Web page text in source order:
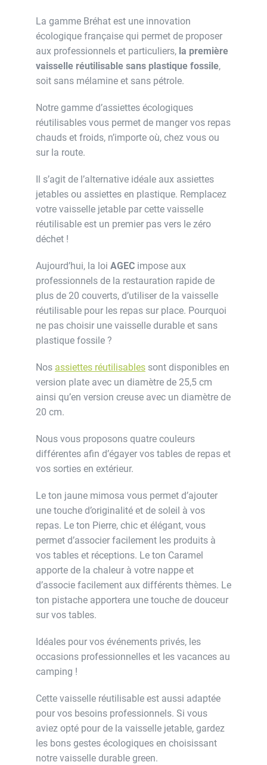
La gamme Bréhat est une innovation
écologique française qui permet de proposer
aux professionnels et particuliers, la première
vaisselle réutilisable sans plastique fossile,
soit sans mélamine et sans pétrole.
Notre gamme d’assiettes écologiques
réutilisables vous permet de manger vos repas
chauds et froids, n’importe où, chez vous ou
sur la route.
Il s’agit de l’alternative idéale aux assiettes
jetables ou assiettes en plastique. Remplacez
votre vaisselle jetable par cette vaisselle
réutilisable est un premier pas vers le zéro
déchet !
Aujourd’hui, la loi AGEC impose aux
professionnels de la restauration rapide de
plus de 20 couverts, d’utiliser de la vaisselle
réutilisable pour les repas sur place. Pourquoi
ne pas choisir une vaisselle durable et sans
plastique fossile ?
Nos assiettes réutilisables sont disponibles en
version plate avec un diamètre de 25,5 cm
ainsi qu’en version creuse avec un diamètre de
20 cm.
Nous vous proposons quatre couleurs
différentes afin d’égayer vos tables de repas et
vos sorties en extérieur.
Le ton jaune mimosa vous permet d’ajouter
une touche d’originalité et de soleil à vos
repas. Le ton Pierre, chic et élégant, vous
permet d’associer facilement les produits à
vos tables et réceptions. Le ton Caramel
apporte de la chaleur à votre nappe et
d’associe facilement aux différents thèmes. Le
ton pistache apportera une touche de douceur
sur vos tables.
Idéales pour vos événements privés, les
occasions professionnelles et les vacances au
camping !
Cette vaisselle réutilisable est aussi adaptée
pour vos besoins professionnels. Si vous
aviez opté pour de la vaisselle jetable, gardez
les bons gestes écologiques en choisissant
notre vaisselle durable green.